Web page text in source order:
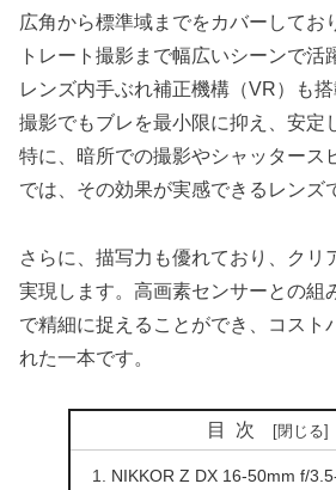
広角から標準域までをカバーしてお
トレート撮影まで幅広いシーンで活
レンズ内手ぶれ補正機構（VR）も
撮影でもブレを最小限に抑え、安定
特に、暗所での撮影やシャッタース
では、その効果が実感できるレンズ
さらに、描写力も優れており、クリ
実現します。高画素センサーとの組
で精細に捉えることができ、コスト
れた一本です。
目次
NIKKOR Z DX 16-50mm f/